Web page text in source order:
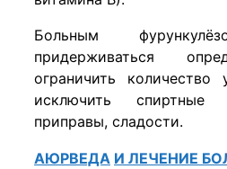
Больным
придерживаться
ограничить
исключить спиртные
приправы, сладости.
АЮРВЕДА И ЛЕЧЕНИЕ